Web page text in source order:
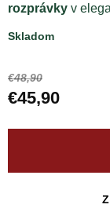
rozprávky v
Skladom
€48,90
€45,90